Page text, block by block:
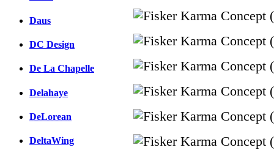
Daus
DC Design
De La Chapelle
Delahaye
DeLorean
DeltaWing